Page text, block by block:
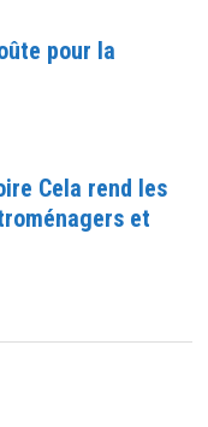
pour la
Cela rend les
et